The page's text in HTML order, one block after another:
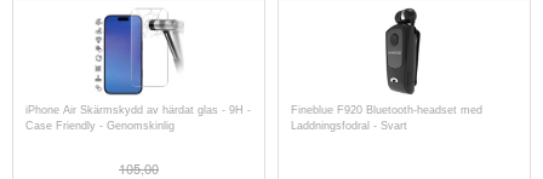
iPhone Air Skärmskydd av härdat glas - 9H -
Case Friendly - Genomskinlig
105,00
Fineblue F920 Bluetooth-headset med
Laddningsfodral - Svart